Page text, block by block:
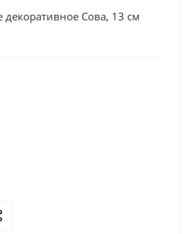
декоративное Сова, 13 см